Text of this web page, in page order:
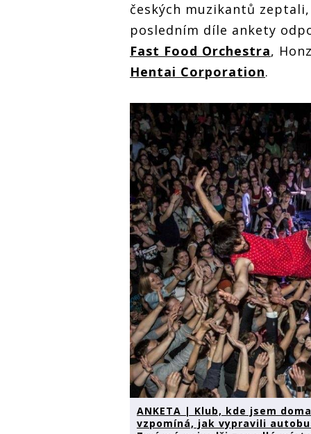
českých muzikantů
posledním díle ankety
Fast Food Orchestra,
Hentai Corporation.
ANKETA | Klub, kde jsem
vzpomíná, jak vypravili